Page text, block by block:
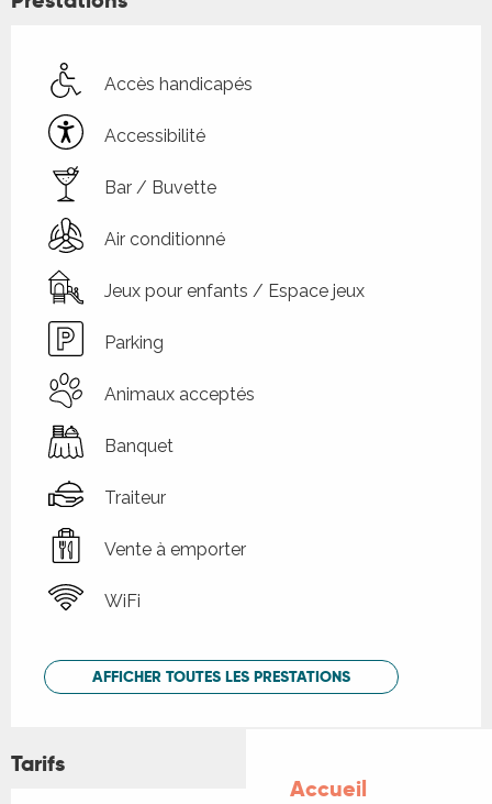
Accueil
Accès handicapés
Accessibilité
Bar / Buvette
Air conditionné
Jeux pour enfants / Espace jeux
Parking
Animaux acceptés
Banquet
Traiteur
Vente à emporter
WiFi
AFFICHER TOUTES LES PRESTATIONS
Tarifs